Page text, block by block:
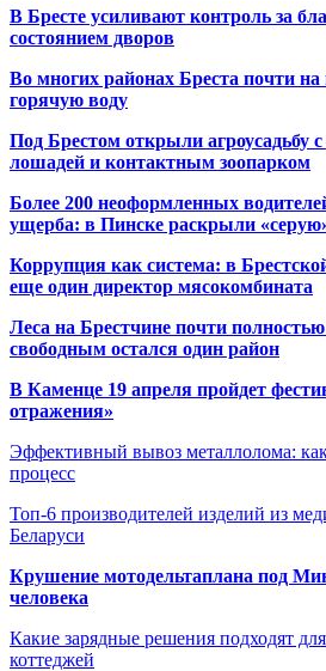
В Бресте усиливают контроль за
состоянием дворов
Во многих районах Бреста почти
горячую воду
Под Брестом открыли агроусадьбу
лошадей и контактным зоопарком
Более 200 неоформленных
ущерба: в Пинске раскрыли
Коррупция как система: в
еще один директор мясокомбината
Леса на Брестчине почти
свободным остался один район
В Каменце 19 апреля пройдет
отражения»
Эффективный вывоз металлолома:
процесс
Топ-6 производителей изделий из
Беларуси
Крушение мотодельтаплана под
человека
Какие зарядные решения подходят
коттеджей